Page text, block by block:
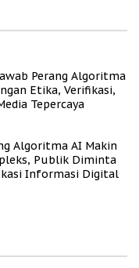
Perang Algoritma
Etika, Verifikasi,
Tepercaya
Algoritma AI Makin
Publik Diminta
Informasi Digital